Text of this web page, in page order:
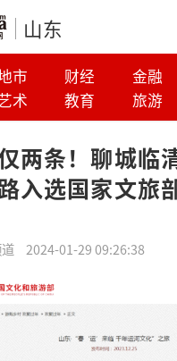
山东
市 财经 金融
术 教育 旅游
两条！聊城临
入选国家文旅
2024-01-29 09:26:38